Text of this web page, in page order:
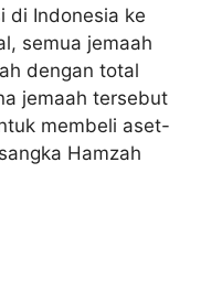
di Indonesia ke
semua jemaah
dengan total
jemaah tersebut
membeli aset-
Hamzah